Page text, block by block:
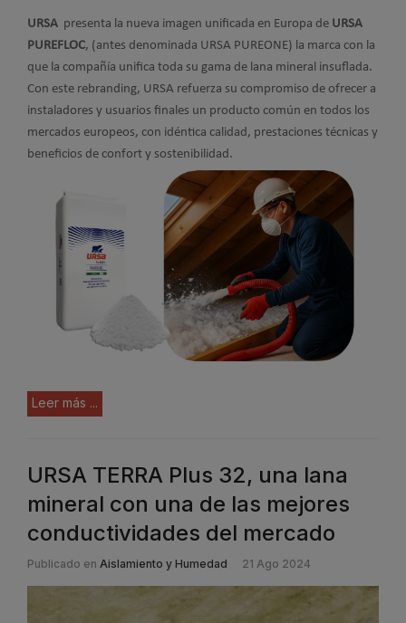
URSA presenta la nueva imagen unificada en Europa de URSA
PUREFLOC, (antes denominada URSA PUREONE) la marca con la
que la compañía unifica toda su gama de lana mineral insuflada.
Con este rebranding, URSA refuerza su compromiso de ofrecer a
instaladores y usuarios finales un producto común en todos los
mercados europeos, con idéntica calidad, prestaciones técnicas y
beneficios de confort y sostenibilidad.
Leer más ...
URSA TERRA Plus 32, una lana
mineral con una de las mejores
conductividades del mercado
Publicado en Aislamiento y Humedad 21 Ago 2024